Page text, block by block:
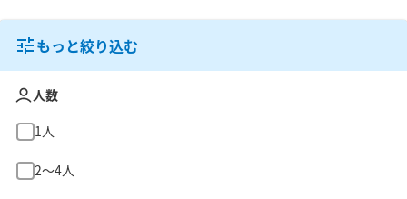
もっと絞り込む
人数
1人
2〜4人